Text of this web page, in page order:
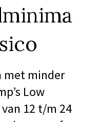
met minder
Low
12 t/m 24